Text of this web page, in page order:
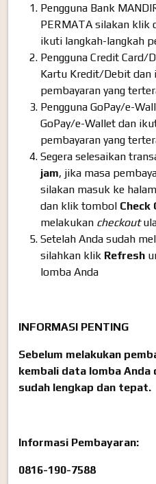
Pengguna Bank
PERMATA silakan klik
ikuti langkah-langkah
Pengguna Credit
Kartu Kredit/Debit dan
pembayaran yang
Pengguna GoPay/e-
GoPay/e-Wallet dan
pembayaran yang
Segera selesaikan
jam, jika masa
silakan masuk ke
dan klik tombol Check
melakukan checkout
Setelah Anda sudah
silahkan klik Refresh
lomba Anda
INFORMASI PENTING
Sebelum melakukan
kembali data lomba
sudah lengkap dan tepat.
Informasi Pembayaran:
0816-190-7588